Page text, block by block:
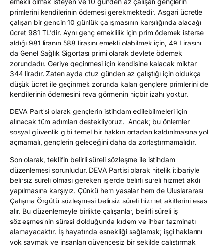
primlerini kendilerinin ödemesi gerekmektedir. Asgari ücretle
çalışan bir gencin 10 günlük çalışmasının karşılığında alacağı
ücret 981 TL’dir. Aynı genç emeklilik için prim ödemek isterse
aldığı 981 liranın 588 lirasını emekli olabilmek için, 49 Lirasını
da Genel Sağlık Sigortası primi olarak devlete ödemek
zorundadır. Geriye geçinmesi için kendisine kalacak miktar
344 liradır. Zaten ayda otuz günden az çalıştığı için oldukça
düşük ücret ile geçinmek zorunda kalan gençlere primlerini de
kendilerinin ödemesini reva görmenin hiçbir izahı yoktur.
DEVA Partisi olarak gençlerin istihdam edilebilmeleri için
alınacak tüm adımları destekliyoruz. Ancak; bu önlemler
sosyal güvenlik gibi temel bir hakkın ortadan kaldırılmasına yol
açmamalı, gençlerin geleceğini daha da zorlaştırmamalıdır.
Son olarak, teklifin belirli süreli sözleşme ile istihdam
düzenlemesi sorunludur. DEVA Partisi olarak nitelik itibariyle
belirsiz süreli olması gereken işlerde belirli süreli hizmet akdi
yapılmasına karşıyız. Çünkü hem yasalar hem de Uluslararası
Çalışma Örgütü sözleşmesi belirsiz süreli hizmet akitlerini esas
alır. Bu düzenlemeyle birlikte çalışanlar, belirli süreli iş
sözleşmesinin süresi dolduğunda kıdem ve ihbar tazminatı
alamayacaktır. İş hayatında esnekliği sağlamak; işçi haklarını
yok saymak ve insanları güvencesiz bir şekilde çalıştırmak